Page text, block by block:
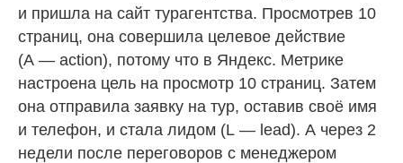
и пришла на сайт турагентства. Просмотрев 10
страниц, она совершила целевое действие
(A — action), потому что в Яндекс. Метрике
настроена цель на просмотр 10 страниц. Затем
она отправила заявку на тур, оставив своё имя
и телефон, и стала лидом (L — lead). А через 2
недели после переговоров с менеджером